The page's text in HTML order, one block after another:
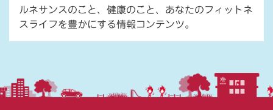
ルネサンスのこと、健康のこと、あなたのフィットネ
スライフを豊かにする情報コンテンツ。